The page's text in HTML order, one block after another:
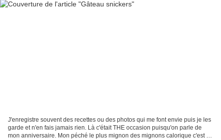
J'enregistre souvent des recettes ou des photos qui me font envie puis je les
garde et n'en fais jamais rien. Là c'était THE occasion puisqu'on parle de
mon anniversaire. Mon péché le plus mignon des mignons calorique c'est le